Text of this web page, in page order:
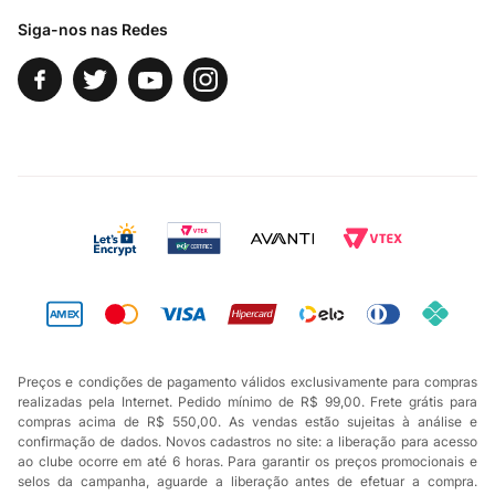
Siga-nos nas Redes
Preços e condições de pagamento válidos exclusivamente para compras
realizadas pela Internet. Pedido mínimo de R$ 99,00. Frete grátis para
compras acima de R$ 550,00. As vendas estão sujeitas à análise e
confirmação de dados. Novos cadastros no site: a liberação para acesso
ao clube ocorre em até 6 horas. Para garantir os preços promocionais e
selos da campanha, aguarde a liberação antes de efetuar a compra.